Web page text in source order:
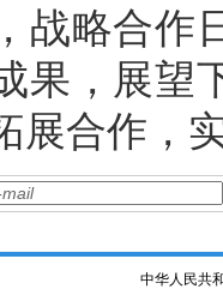
战略合作
果，展望
展合作，
中华人民共